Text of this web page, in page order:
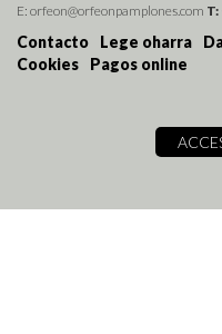
E: orfeon@orfeonpamplones.com T:
Contacto Lege oharra
Cookies
Pagos online